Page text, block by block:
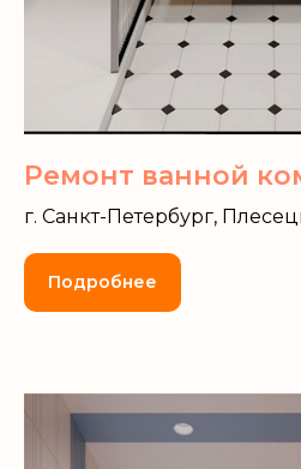
Ремонт ванной
г. Санкт-Петербург,
Подробнее